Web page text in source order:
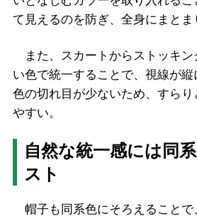
て見えるのを防ぎ、全身にまとま
また、スカートからストッキン
い色で統一することで、視線が縦
色の切れ目が少ないため、すら
やすい。
自然な統一感には同
スト
帽子も同系色にそろえることで